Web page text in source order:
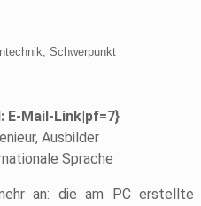
Schwerpunkt
Mail-Link|pf=7}
Ausbilder
Sprache
an: die am PC erstellte